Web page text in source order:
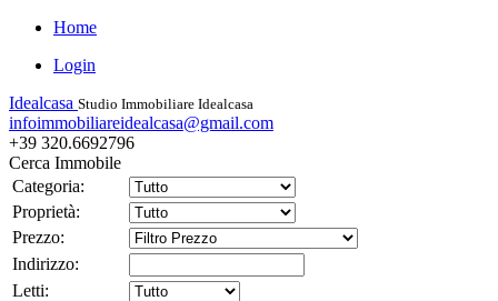
Home
Login
Idealcasa Studio Immobiliare Idealcasa
infoimmobiliareidealcasa@gmail.com
+39 320.6692796
Cerca Immobile
Categoria:
Proprietà:
Prezzo:
Indirizzo:
Letti: